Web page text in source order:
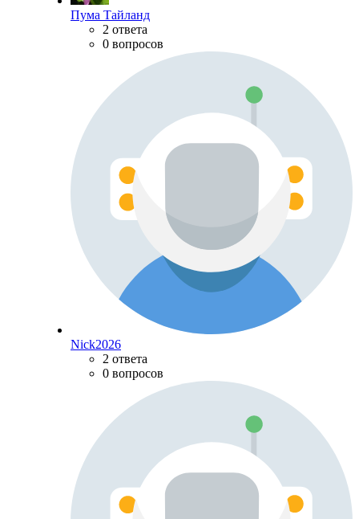
Пума Тайланд
2 ответа
0 вопросов
Nick2026
2 ответа
0 вопросов